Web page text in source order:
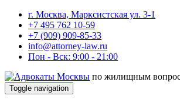
г. Москва, Марксистская ул. 3-1
+7 495 762 10-59
+7 (909) 909-85-33
info@attorney-law.ru
Пон - Вск: 9:00 - 21:00
по жилищным
Toggle navigation